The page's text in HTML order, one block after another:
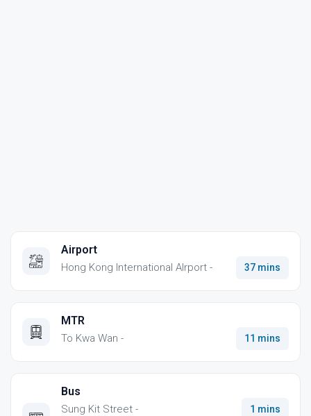
Airport
Hong Kong International AIrport - 37 mins
MTR
To Kwa Wan - 11 mins
Bus
Sung Kit Street - 1 mins